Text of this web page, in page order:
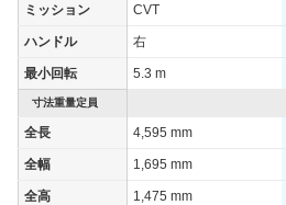
装備オプション
ミッション CVT
ハンドル 右
最小回転 5.3 m
寸法重量定員
全長 4,595 mm
全幅 1,695 mm
全高 1,475 mm